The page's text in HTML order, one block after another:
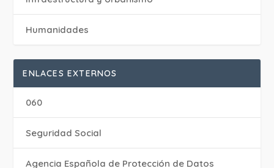
Humanidades
ENLACES EXTERNOS
060
Seguridad Social
Agencia Española de Protección de Datos